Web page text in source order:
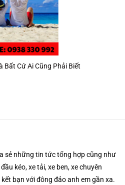
Bất Cứ Ai Cũng Phải Biết
sẻ những tin tức tổng hợp cũng như
kéo, xe tải, xe ben, xe chuyên
bạn với đông đảo anh em gần xa.